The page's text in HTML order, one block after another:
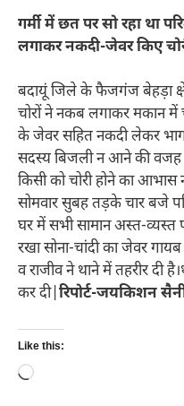
गर्मी में छत पर सो रहा था
लगाकर नकदी-जेवर किए
बदायूं जिले के फैजगंज बेहड़ा
चोरों ने नकब लगाकर मकान में
के जेवर सहित नकदी लेकर
सदस्य बिजली न आने की
किसी को चोरी होने का आभास
सोमवार सुबह तड़के चार बजे
घर में सभी सामान अस्त-व्यस्त
रखा सोना-चांदी का जेवर
व राजीव ने थाने में तहरीर दी
कर दी| रिपोर्ट-जयकिशन
Like this:
Loading…